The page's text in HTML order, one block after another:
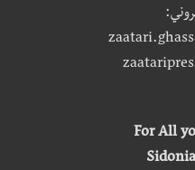
For All